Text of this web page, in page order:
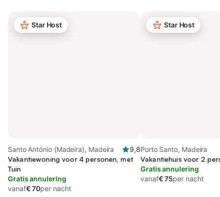
Star Host
Santo António (Madeira), Madeira
9,8
Vakantiewoning voor 4 personen, met
Tuin
Gratis annulering
vanaf€ 70per nacht
Star Host
Porto Santo, Madeira
Vakantiehuis voor 2
Gratis annulering
vanaf€ 75per nacht